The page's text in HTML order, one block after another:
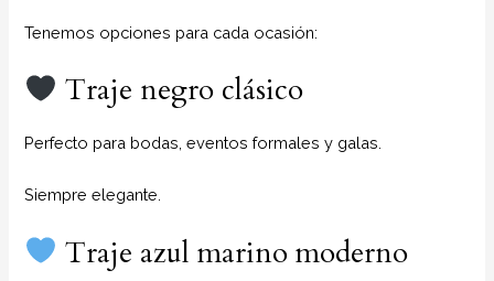
Tenemos opciones para cada ocasión:
Traje negro clásico
Perfecto para bodas, eventos formales y galas.
Siempre elegante.
Traje azul marino moderno